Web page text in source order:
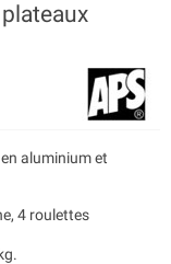
aluminium et
4 roulettes